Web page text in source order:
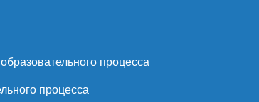
процесса
процесса